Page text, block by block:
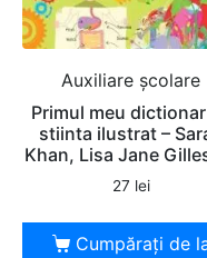
Auxiliare şcolare
Primul meu
stiinta ilustrat –
Khan, Lisa Jane
27 lei
Cumpărați de